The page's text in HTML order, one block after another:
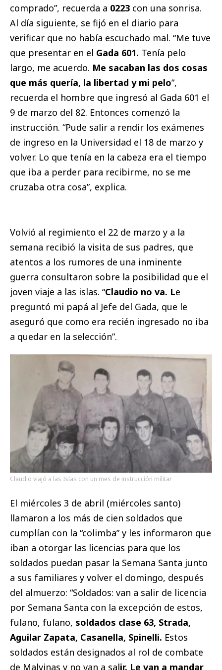
comprado”, recuerda a 0223 con una sonrisa.
Al día siguiente, se fijó en el diario para
verificar que no había escuchado mal. “Me tuve
que presentar en el Gada 601. Tenía pelo
largo, me acuerdo. Me sacaban las dos cosas
que más quería, la libertad y mi pelo”,
recuerda el hombre que ingresó al Gada 601 el
9 de marzo del 82. Entonces comenzó la
instrucción. “Pude salir a rendir los exámenes
de ingreso en la Universidad el 18 de marzo y
volver. Lo que tenía en la cabeza era el tiempo
que iba a perder para recibirme, no se me
cruzaba otra cosa”, explica.
Volvió al regimiento el 22 de marzo y a la
semana recibió la visita de sus padres, que
atentos a los rumores de una inminente
guerra consultaron sobre la posibilidad que el
joven viaje a las islas. “Claudio no va. Le
preguntó mi papá al Jefe del Gada, que le
aseguró que como era recién ingresado no iba
a quedar en la selección”.
Claudio viajó a las Islas con un mes de instrucción militar
El miércoles 3 de abril (miércoles santo)
llamaron a los más de cien soldados que
cumplían con la “colimba” y les informaron que
iban a otorgar las licencias para que los
soldados puedan pasar la Semana Santa junto
a sus familiares y volver el domingo, después
del almuerzo: “Soldados: van a salir de licencia
por Semana Santa con la excepción de estos,
fulano, fulano, soldados clase 63, Strada,
Aguilar Zapata, Casanella, Spinelli. Estos
soldados están designados al rol de combate
de Malvinas y no van a salir. Le van a mandar